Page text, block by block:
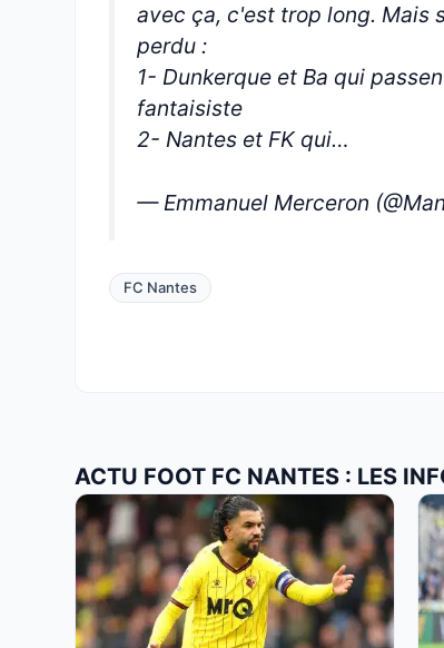
avec ça, c'est trop long. Mais
perdu :
1- Dunkerque et Ba qui
fantaisiste
2- Nantes et FK qui…
— Emmanuel Merceron
FC Nantes
ACTU FOOT FC NANTES : LES